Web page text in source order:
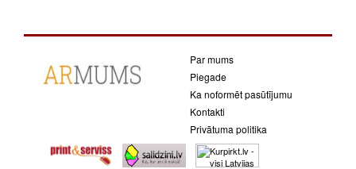
Par mums
Piegade
Ka noformēt pasūtījumu
Kontakti
Privātuma politika